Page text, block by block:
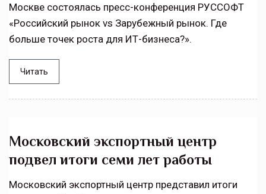
Москве состоялась пресс-конференция РУССОФТ
«Российский рынок vs Зарубежный рынок. Где
больше точек роста для ИТ-бизнеса?».
Читать
Московский экспортный центр
подвел итоги семи лет работы
Московский экспортный центр представил итоги